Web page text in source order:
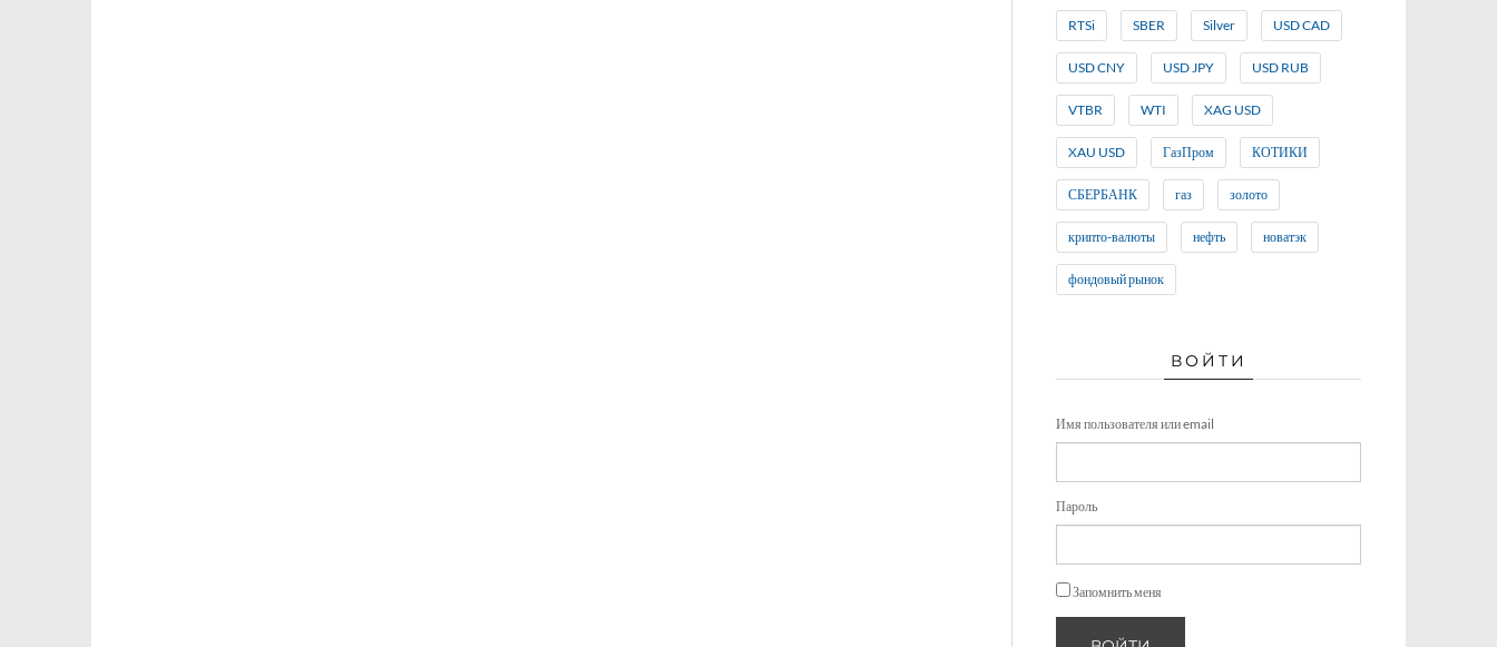
RTSi SBER Silver USD CAD
USD CNY USD JPY USD RUB
VTBR WTI XAG USD
XAU USD ГазПром КОТИКИ
СБЕРБАНК газ золото
крипто-валюты нефть новатэк
фондовый рынок
ВОЙТИ
Имя пользователя или email
Пароль
Запомнить меня